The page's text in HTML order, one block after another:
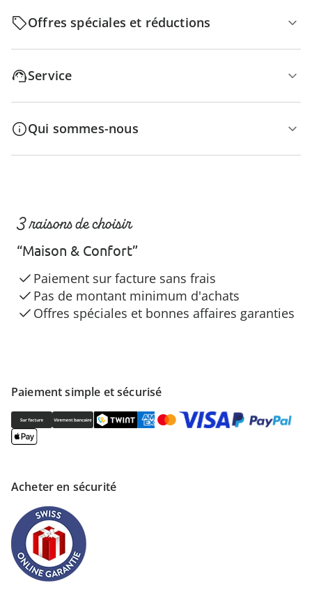
Offres spéciales et réductions
Service
Qui sommes-nous
Paiement simple et sécurisé
Acheter en sécurité
3 raisons de choisir
“Maison & Confort”
Paiement sur facture sans frais
Pas de montant minimum d'achats
Offres spéciales et bonnes affaires garanties